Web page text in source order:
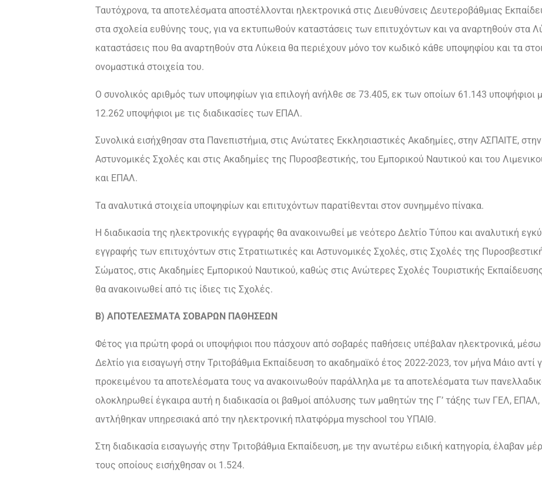
Ταυτόχρονα, τα αποτελέσματα αποστέλλονται ηλεκτρονικά στις Διευθύνσεις Δευτεροβάθμιας
στα σχολεία ευθύνης τους, για να εκτυπωθούν καταστάσεις των επιτυχόντων και να αναρτηθούν στα
καταστάσεις που θα αναρτηθούν στα Λύκεια θα περιέχουν μόνο τον κωδικό κάθε υποψηφίου και τα
ονομαστικά στοιχεία του.
O συνολικός αριθμός των υποψηφίων για επιλογή ανήλθε σε 73.405, εκ των οποίων 61.143 υποψήφιοι
12.262 υποψήφιοι με τις διαδικασίες των ΕΠΑΛ.
Συνολικά εισήχθησαν στα Πανεπιστήμια, στις Ανώτατες Εκκλησιαστικές Ακαδημίες, στην ΑΣΠΑΙΤΕ,
Αστυνομικές Σχολές και στις Ακαδημίες της Πυροσβεστικής, του Εμπορικού Ναυτικού και του
και ΕΠΑΛ.
Τα αναλυτικά στοιχεία υποψηφίων και επιτυχόντων παρατίθενται στον συνημμένο πίνακα.
Η διαδικασία της ηλεκτρονικής εγγραφής θα ανακοινωθεί με νεότερο Δελτίο Τύπου και αναλυτική
εγγραφής των επιτυχόντων στις Στρατιωτικές και Αστυνομικές Σχολές, στις Σχολές της
Σώματος, στις Ακαδημίες Εμπορικού Ναυτικού, καθώς στις Ανώτερες Σχολές Τουριστικής
θα ανακοινωθεί από τις ίδιες τις Σχολές.
Β) ΑΠΟΤΕΛΕΣΜΑΤΑ ΣΟΒΑΡΩΝ ΠΑΘΗΣΕΩΝ
Φέτος για πρώτη φορά οι υποψήφιοι που πάσχουν από σοβαρές παθήσεις υπέβαλαν ηλεκτρονικά,
Δελτίο για εισαγωγή στην Τριτοβάθμια Εκπαίδευση το ακαδημαϊκό έτος 2022-2023, τον μήνα Μάιο αντί
προκειμένου τα αποτελέσματα τους να ανακοινωθούν παράλληλα με τα αποτελέσματα των
ολοκληρωθεί έγκαιρα αυτή η διαδικασία οι βαθμοί απόλυσης των μαθητών της Γ’ τάξης των ΓΕΛ,
αντλήθηκαν υπηρεσιακά από την ηλεκτρονική πλατφόρμα myschool του ΥΠΑΙΘ.
Στη διαδικασία εισαγωγής στην Τριτοβάθμια Εκπαίδευση, με την ανωτέρω ειδική κατηγορία, έλαβαν
τους οποίους εισήχθησαν οι 1.524.